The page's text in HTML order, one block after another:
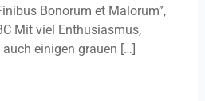
Bonorum et Malorum”,
Mit viel Enthusiasmus,
einigen grauen […]